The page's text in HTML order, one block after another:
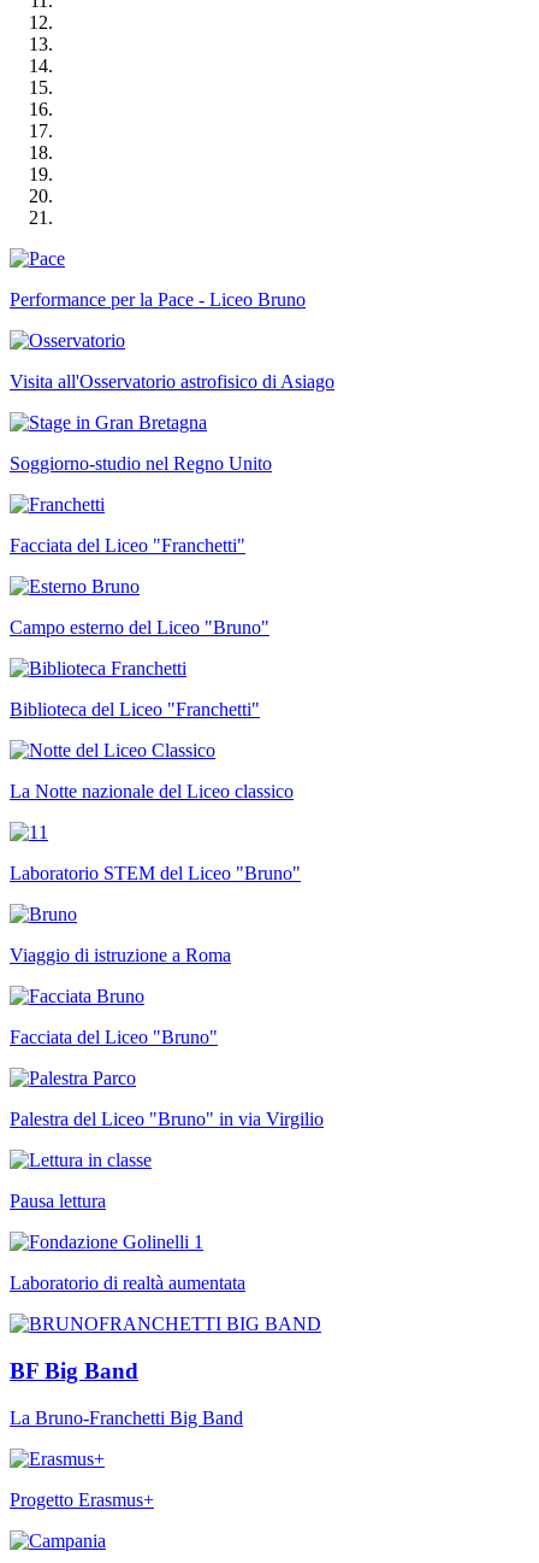
Performance per la Pace - Liceo Bruno
Visita all'Osservatorio astrofisico di Asiago
Soggiorno-studio nel Regno Unito
Facciata del Liceo "Franchetti"
Campo esterno del Liceo "Bruno"
Biblioteca del Liceo "Franchetti"
La Notte nazionale del Liceo classico
Laboratorio STEM del Liceo "Bruno"
Viaggio di istruzione a Roma
Facciata del Liceo "Bruno"
Palestra del Liceo "Bruno" in via Virgilio
Pausa lettura
Laboratorio di realtà aumentata
BF Big Band
La Bruno-Franchetti Big Band
Progetto Erasmus+